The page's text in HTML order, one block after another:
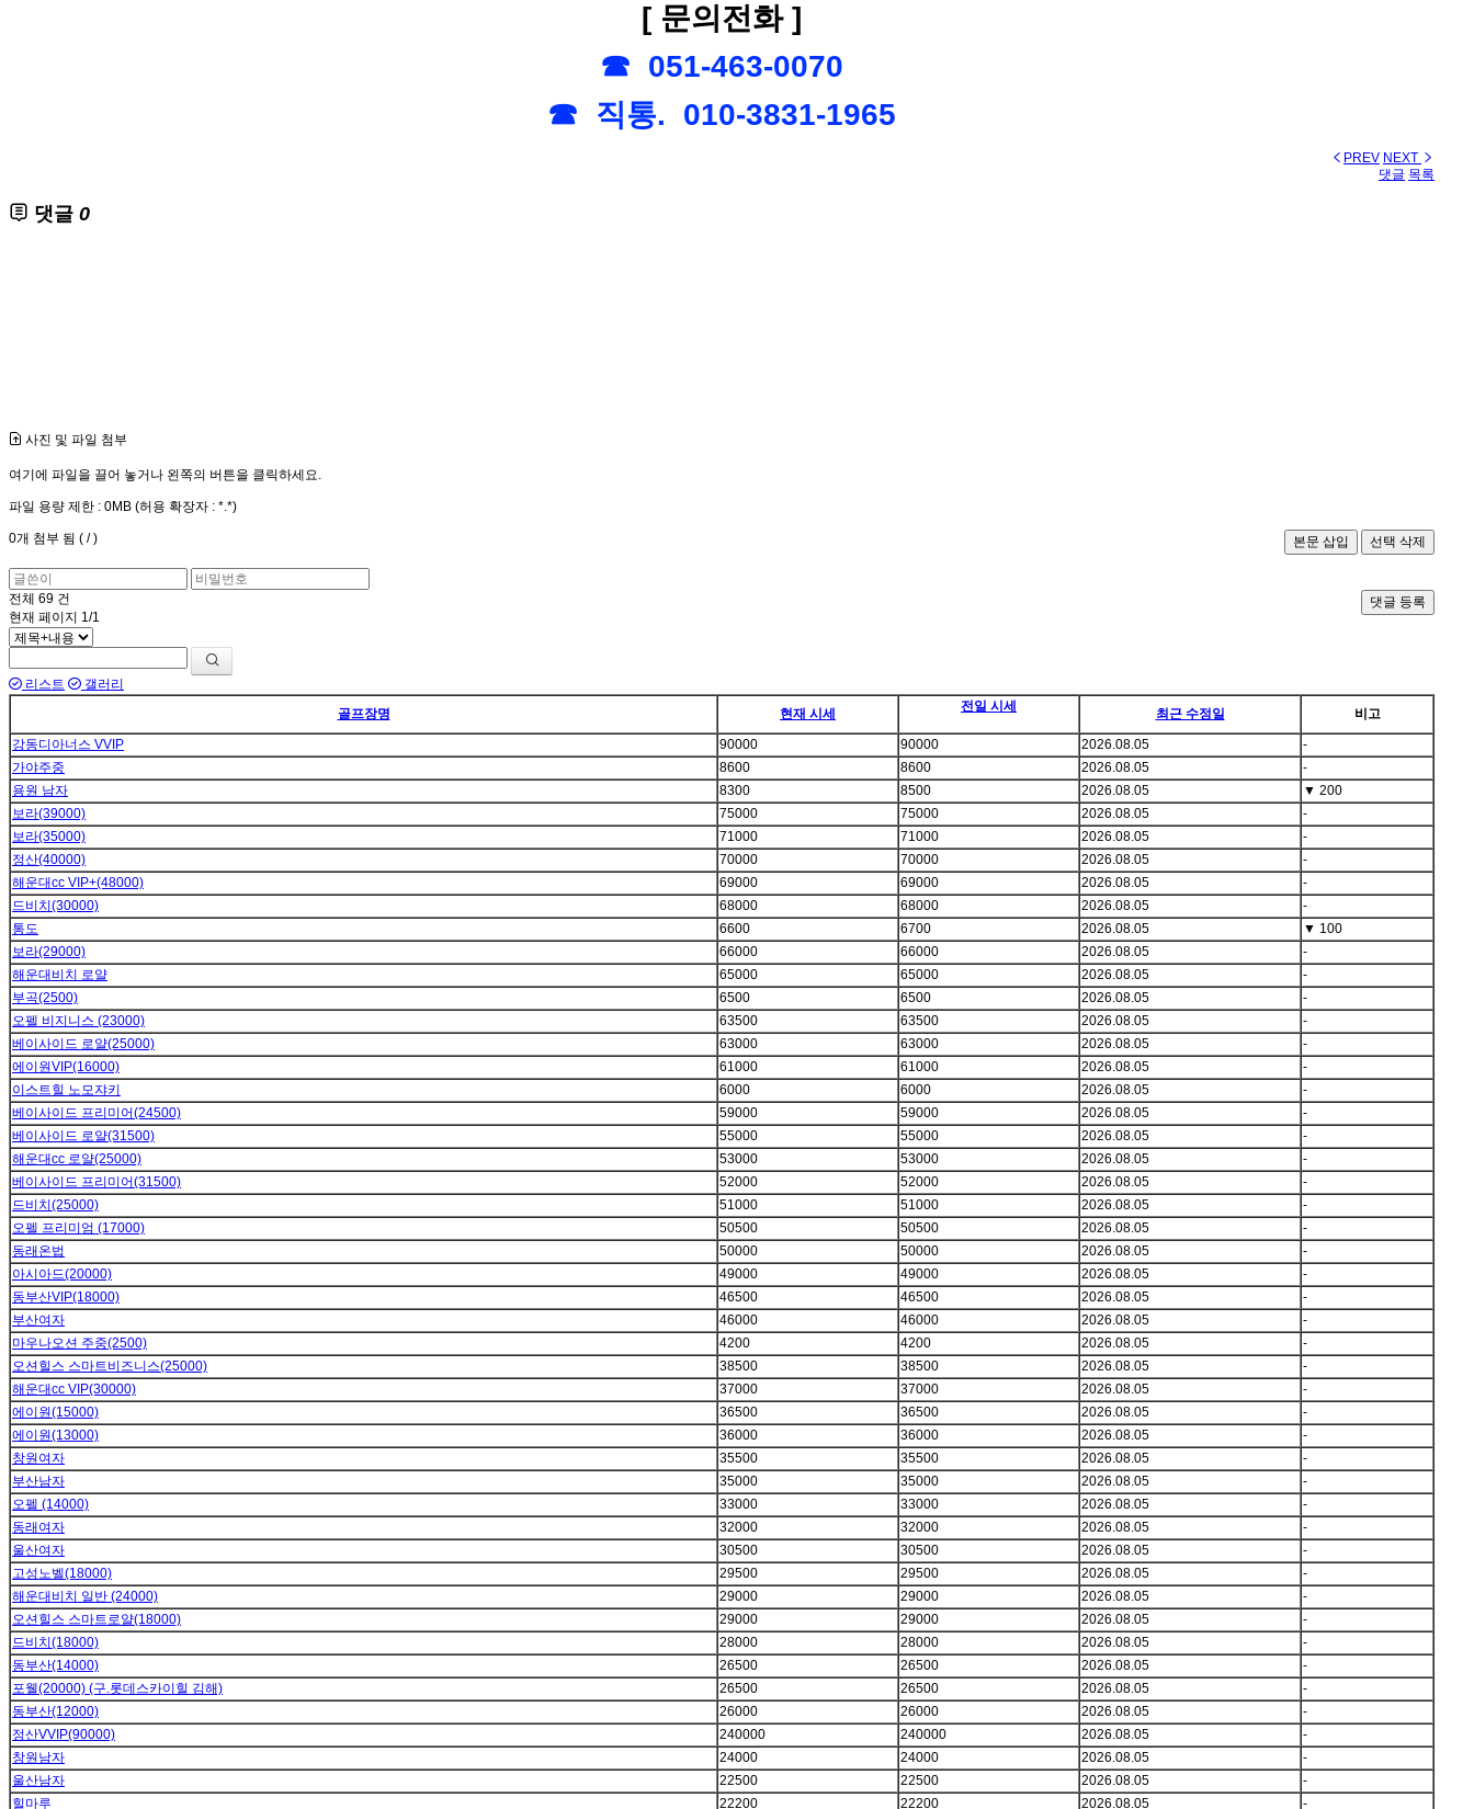
[ 문의전화 ]
☎ 051-463-0070
☎ 직통. 010-3831-1965
PREV NEXT
댓글 목록
댓글 0
사진 및 파일 첨부
여기에 파일을 끌어 놓거나 왼쪽의 버튼을 클릭하세요.
파일 용량 제한 : 0MB (허용 확장자 : *.*)
0개 첨부 됨 ( /)
댓글 등록
전체 69 건
현재 페이지 1/1
리스트
갤러리
골프장명
현재 시세 전일 시세 최근 수정일
비고
강동디아너스 VVIP
90000 90000 2026.08.05
-
가야주중
8600 8600 2026.08.05
-
용원 남자
8300 8500 2026.08.05 ▼ 200
보라(39000)
75000 75000 2026.08.05
-
보라(35000)
71000 71000 2026.08.05
-
정산(40000)
70000 70000 2026.08.05
-
해운대cc VIP+(48000)
69000 69000 2026.08.05
-
드비치(30000)
68000 68000 2026.08.05
-
통도
6600 6700 2026.08.05 ▼ 100
보라(29000)
66000 66000 2026.08.05
-
해운대비치 로얄
65000 65000 2026.08.05
-
부곡(2500)
6500 6500 2026.08.05
-
오펠 비지니스 (23000)
63500 63500 2026.08.05
-
베이사이드 로얄(25000)
63000 63000 2026.08.05
-
에이원VIP(16000)
61000 61000 2026.08.05
-
이스트힐 노모쟈키
6000 6000 2026.08.05
-
베이사이드 프리미어(24500)
59000 59000 2026.08.05
-
베이사이드 로얄(31500)
55000 55000 2026.08.05
-
해운대cc 로얄(25000)
53000 53000 2026.08.05
-
베이사이드 프리미어(31500)
52000 52000 2026.08.05
-
드비치(25000)
51000 51000 2026.08.05
-
오펠 프리미엄 (17000)
50500 50500 2026.08.05
-
동래온법
50000 50000 2026.08.05
-
아시아드(20000)
49000 49000 2026.08.05
-
동부산VIP(18000)
46500 46500 2026.08.05
-
부산여자
46000 46000 2026.08.05
-
마우나오션 주중(2500)
4200 4200 2026.08.05
-
오션힐스 스마트비즈니스(25000)
38500 38500 2026.08.05
-
해운대cc VIP(30000)
37000 37000 2026.08.05
-
에이원(15000)
36500 36500 2026.08.05
-
에이원(13000)
36000 36000 2026.08.05
-
창원여자
35500 35500 2026.08.05
-
부산남자
35000 35000 2026.08.05
-
오펠 (14000)
33000 33000 2026.08.05
-
동래여자
32000 32000 2026.08.05
-
울산여자
30500 30500 2026.08.05
-
고성노벨(18000)
29500 29500 2026.08.05
-
해운대비치 일반 (24000)
29000 29000 2026.08.05
-
오션힐스 스마트로얄(18000)
29000 29000 2026.08.05
-
드비치(18000)
28000 28000 2026.08.05
-
동부산(14000)
26500 26500 2026.08.05
-
포웰(20000) (구.롯데스카이힐 김해)
26500 26500 2026.08.05
-
동부산(12000)
26000 26000 2026.08.05
-
정산VVIP(90000)
240000 240000 2026.08.05
-
창원남자
24000 24000 2026.08.05
-
울산남자
22500 22500 2026.08.05
-
힐마루
22200 22200 2026.08.05 -